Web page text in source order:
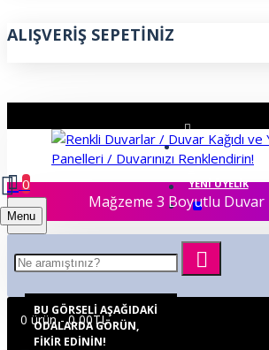
ALIŞVERIŞ SEPETINIZ
ÜYE GIRIŞI
YENI ÜYELIK
Menu
0
0 ürün - 0,00TL
Mağzeme 3 Boyutlu Duvar
BU GÖRSELI AŞAĞIDAKI
ODALARDA GÖRÜN,
FIKIR EDININ!